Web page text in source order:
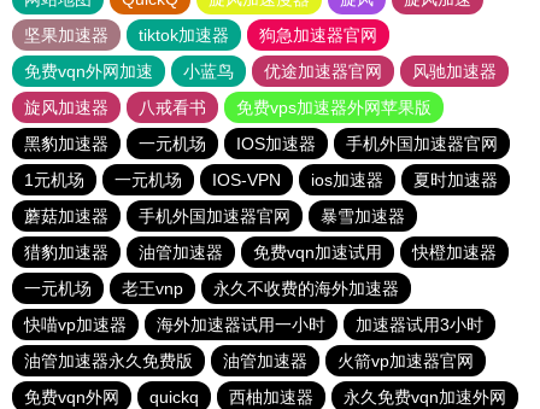
坚果加速器
tiktok加速器
狗急加速器官网
免费vqn外网加速
小蓝鸟 优途加速器官网
风驰加速器
旋风加速器
八戒看书
免费vps加速器外网苹果版
黑豹加速器
一元机场 IOS加速器
手机外国加速器官网
1元机场
一元机场 IOS-VPN ios加速器
夏时加速器
蘑菇加速器
手机外国加速器官网
暴雪加速器
猎豹加速器
油管加速器 免费vqn加速试用
快橙加速器
一元机场
老王vnp
永久不收费的海外加速器
快喵vp加速器
海外加速器试用一小时
加速器试用3小时
油管加速器永久免费版
油管加速器
火箭vp加速器官网
免费vqn外网
quickq 西柚加速器 永久免费vqn加速外网